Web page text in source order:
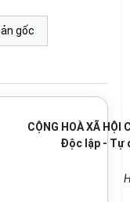
gốc
CỘNG HOÀ XÃ HỘI
Độc lập - Tự